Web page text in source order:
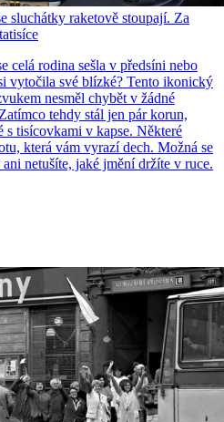
sluchátky raketově stoupají. Za
celá rodina sešla v předsíni nebo
vytočila své blízké? Tento ikonický
nesměl chybět v žádné
tehdy stál jen pár korun,
s tisícovkami v kapse. Některé
která vám vyrazí dech. Možná se
netušíte, jaké jmění držíte v ruce.